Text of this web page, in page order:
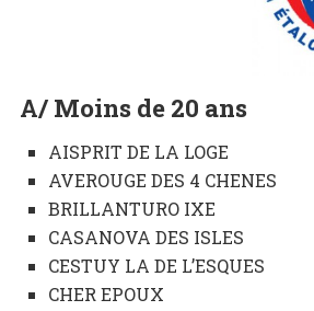
A/ Moins de 20 ans
AISPRIT DE LA LOGE
AVEROUGE DES 4 CHENES
BRILLANTURO IXE
CASANOVA DES ISLES
CESTUY LA DE L’ESQUES
CHER EPOUX